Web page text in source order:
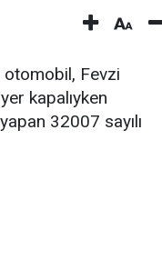
otomobil, Fevzi
kapalıyken
32007 sayılı